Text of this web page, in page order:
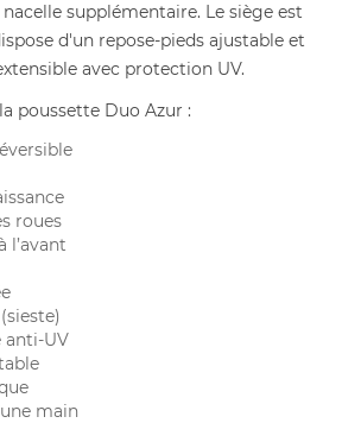
supplémentaire. Le siège est
d'un repose-pieds ajustable et
avec protection UV.
poussette Duo Azur :
roues
l’avant
anti-UV
main